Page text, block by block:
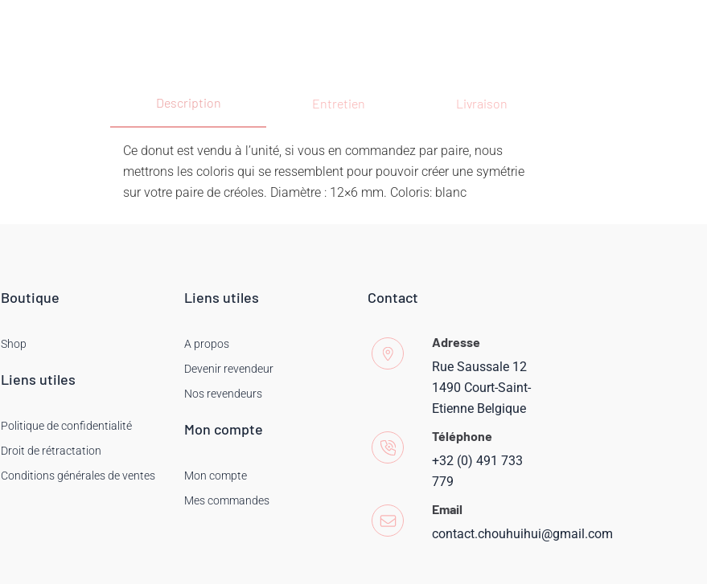
Description Entretien Livraison
Ce donut est vendu à l’unité, si vous en commandez par paire, nous
mettrons les coloris qui se ressemblent pour pouvoir créer une symétrie
sur votre paire de créoles. Diamètre : 12×6 mm. Coloris: blanc
Boutique
Shop
Liens utiles
Politique de confidentialité
Droit de rétractation
Conditions générales de ventes
Liens utiles
A propos
Devenir revendeur
Nos revendeurs
Mon compte
Mon compte
Mes commandes
Contact
Adresse
Rue Saussale 12
1490 Court-Saint-
Etienne Belgique
Téléphone
+32 (0) 491 733
779
Email
contact.chouhuihui@gmail.com